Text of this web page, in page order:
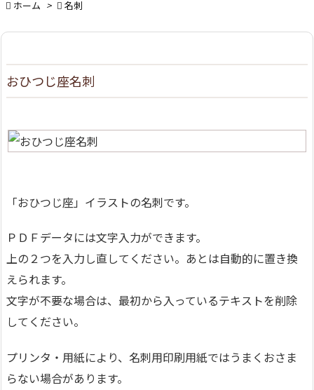
 ホーム >  名刺
おひつじ座名刺
「おひつじ座」イラストの名刺です。
ＰＤＦデータには文字入力ができます。
上の２つを入力し直してください。あとは自動的に置き換
えられます。
文字が不要な場合は、最初から入っているテキストを削除
してください。
プリンタ・用紙により、名刺用印刷用紙ではうまくおさま
らない場合があります。